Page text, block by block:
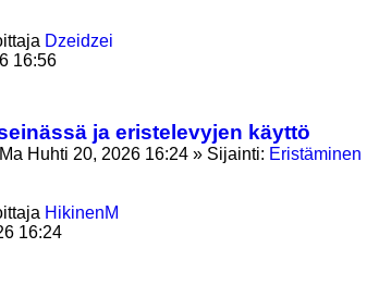
Dzeidzei
16:56
ja eristelevyjen käyttö
Ma Huhti 20, 2026 16:24 » Sijainti: Eristäminen
HikinenM
16:24